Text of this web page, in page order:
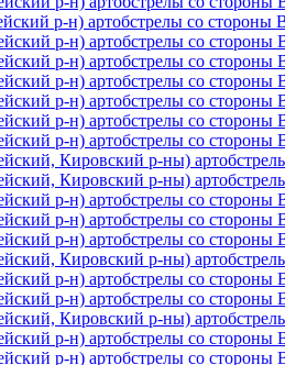
р-н) артобстрелы со стороны
р-н) артобстрелы со
р-н) артобстрелы со
р-н) артобстрелы со
р-н) артобстрелы со
р-н) артобстрелы со
р-н) артобстрелы со
Кировский р-ны)
Кировский р-ны)
р-н) артобстрелы со
р-н) артобстрелы со
р-н) артобстрелы со
Кировский р-ны)
р-н) артобстрелы со
р-н) артобстрелы со
Кировский р-ны)
р-н) артобстрелы со
р-н) артобстрелы со